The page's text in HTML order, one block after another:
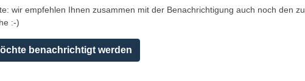
wir empfehlen Ihnen zusammen mit der Benachrichtigung auch noch den
:-)
benachrichtigt werden